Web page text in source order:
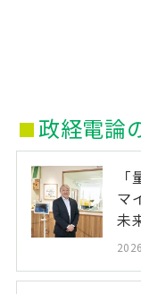
政経電論
マ
未